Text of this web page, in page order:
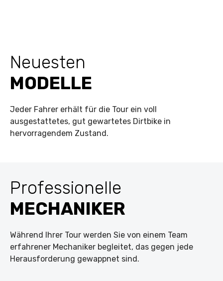
Neuesten
MODELLE
Jeder Fahrer erhält für die Tour ein voll
ausgestattetes, gut gewartetes Dirtbike in
hervorragendem Zustand.
Professionelle
MECHANIKER
Während Ihrer Tour werden Sie von einem Team
erfahrener Mechaniker begleitet, das gegen jede
Herausforderung gewappnet sind.